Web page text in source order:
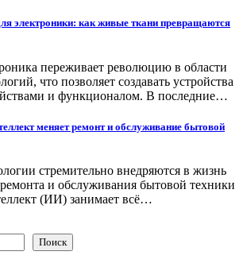
электроники: как живые ткани превращаются
переживает революцию в области
что позволяет создавать устройства
и функционалом. В последние…
меняет ремонт и обслуживание бытовой
стремительно внедряются в жизнь
и обслуживания бытовой техники
(ИИ) занимает всё…
Поиск